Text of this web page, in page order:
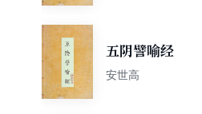
五阴譬喻经
安世高